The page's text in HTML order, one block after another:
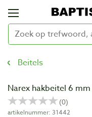
Beitels
Narex hakbeitel 6 mm
artikelnummer: 31442